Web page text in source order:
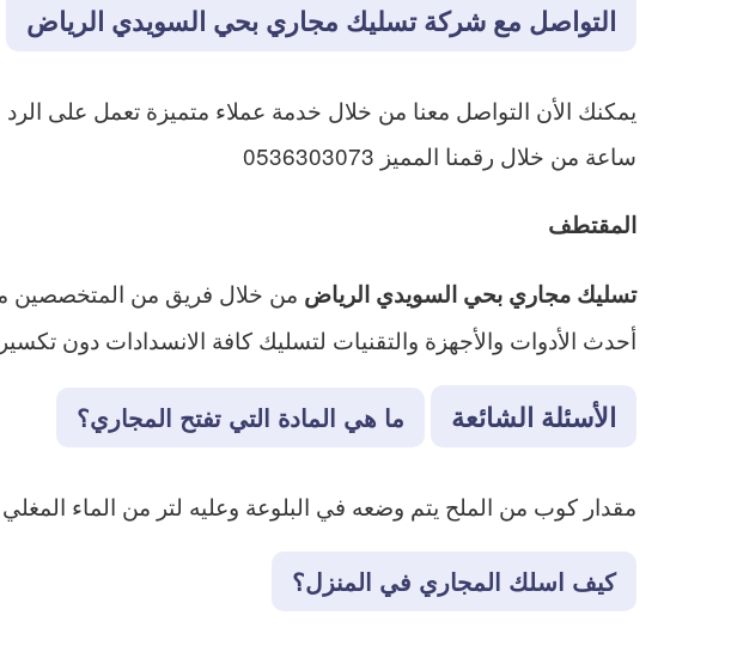
التواصل مع شركة تسليك مجاري بحي السويدي الرياض
ساعة من خلال رقمنا المميز 0536303073
المقتطف
تسليك مجاري بحي السويدي الرياض من خلال فريق من المتخصصين
أحدث الأدوات والأجهزة والتقنيات لتسليك كافة الانسدادات دون
الأسئلة الشائعة ما هي المادة التي تفتح المجاري؟
مقدار كوب من الملح يتم وضعه في البلوعة وعليه لتر من الماء
كيف اسلك المجاري في المنزل؟